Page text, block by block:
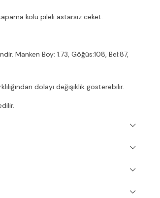
kolu pileli astarsız ceket.
Manken Boy: 1.73, Göğüs:108, Bel:87,
dolayı değişiklik gösterebilir.